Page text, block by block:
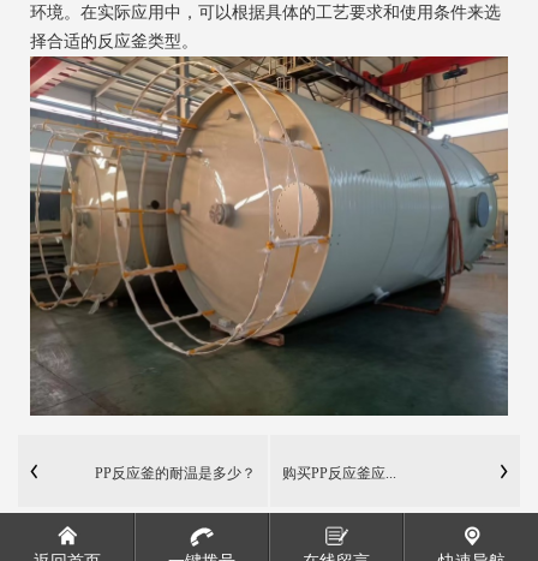
环境。在实际应用中，可以根据具体的工艺要求和使用条件来选
择合适的反应釜类型。
PP反应釜的耐温是多少？ 购买PP反应釜应...